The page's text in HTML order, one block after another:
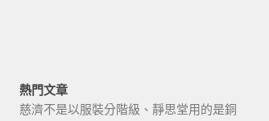
熱門文章
慈濟不是以服裝分階級、靜思堂用的是銅